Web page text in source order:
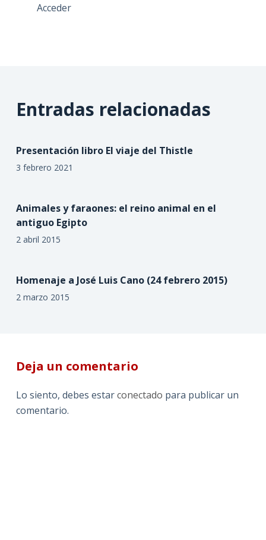
Acceder
Entradas relacionadas
Presentación libro El viaje del Thistle
3 febrero 2021
Animales y faraones: el reino animal en el
antiguo Egipto
2 abril 2015
Homenaje a José Luis Cano (24 febrero 2015)
2 marzo 2015
Deja un comentario
Lo siento, debes estarconectado para publicar un
comentario.